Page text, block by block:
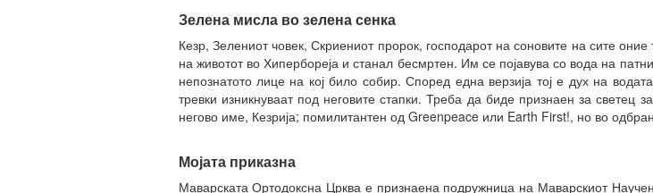
Зелена мисла во зелена сенка
Кезр, Зелениот човек, Скриениот пророк, господарот на соновите на сите
на животот во Хипербореја и станал бесмртен. Им се појавува со вода на
непознатото лице на кој било собир. Според една верзија тој е дух на
тревки изникнуваат под неговите стапки. Треба да биде признаен за
негово име, Кезрија; помилитантен од Greenpeace или Earth First!, но во
Мојата приказна
Маварската Ортодоксна Црква е признаена подружница на Маварскиот